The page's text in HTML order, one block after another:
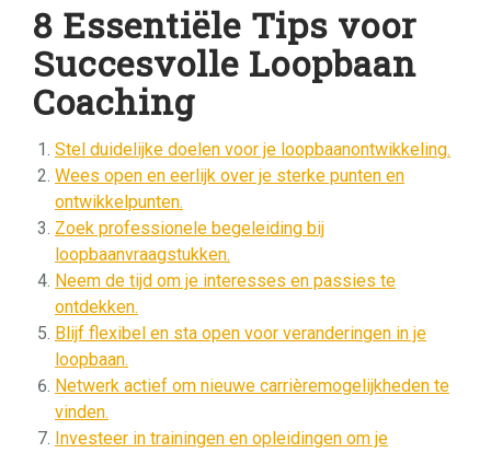
8 Essentiële Tips voor
Succesvolle Loopbaan
Coaching
Stel duidelijke doelen voor je loopbaanontwikkeling.
Wees open en eerlijk over je sterke punten en
ontwikkelpunten.
Zoek professionele begeleiding bij
loopbaanvraagstukken.
Neem de tijd om je interesses en passies te
ontdekken.
Blijf flexibel en sta open voor veranderingen in je
loopbaan.
Netwerk actief om nieuwe carrièremogelijkheden te
vinden.
Investeer in trainingen en opleidingen om je